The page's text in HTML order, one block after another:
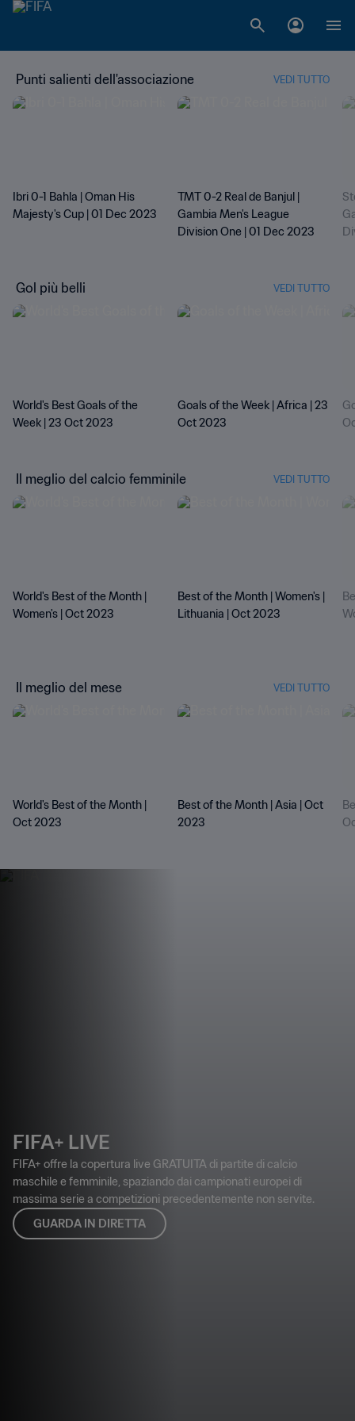
Punti salienti dell'associazione VEDI TUTTO
Ibri 0-1 Bahla | Oman His
Majesty's Cup | 01 Dec 2023
TMT 0-2 Real de Banjul |
Gambia Men's League
Division One | 01 Dec 2023
Gol più belli VEDI TUTTO
World's Best Goals of the
Week | 23 Oct 2023
Goals of the Week | Africa | 23
Oct 2023
Il meglio del calcio femminile VEDI TUTTO
World's Best of the Month |
Women's | Oct 2023
Best of the Month | Women's |
Lithuania | Oct 2023
Il meglio del mese VEDI TUTTO
World's Best of the Month |
Oct 2023
Best of the Month | Asia | Oct
2023
FIFA+ LIVE
FIFA+ offre la copertura live GRATUITA di partite di calcio
maschile e femminile, spaziando dai campionati europei di
massima serie a competizioni precedentemente non servite.
GUARDA IN DIRETTA